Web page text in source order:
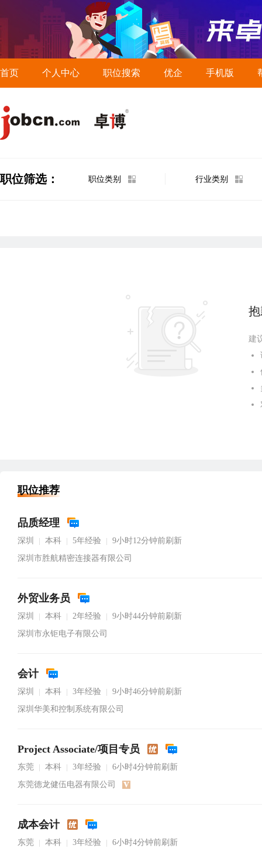
首页 个人中心 职位搜索 优企 手机版
职位筛选： 职位类别 行业类别
建
职位推荐
品质经理
深圳 本科 5年经验
9小时12分钟前刷新
深圳市胜航精密连接器有限公司
外贸业务员
深圳 本科 2年经验
9小时44分钟前刷新
深圳市永钜电子有限公司
会计
深圳 本科 3年经验
9小时46分钟前刷新
深圳华美和控制系统有限公司
Project Associate/项目专员
东莞 本科 3年经验
6小时4分钟前刷新
东莞德龙健伍电器有限公司
成本会计
东莞 本科 3年经验
6小时4分钟前刷新